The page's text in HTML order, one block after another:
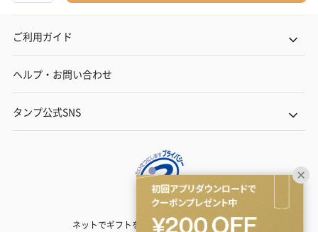
ご利用ガイド
ヘルプ・お問い合わせ
タンプ公式SNS
ネットでギフトを贈るなら | TANP（タンプ）